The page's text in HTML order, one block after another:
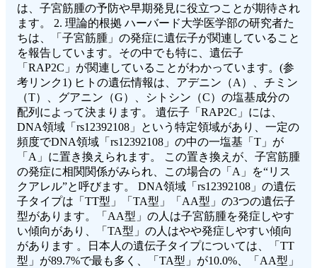
は、子宮筋腫の予防や早期発見に役立つことが期待され
ます。 2. 理論的根拠 ハーバード大学医学部の研究者た
ちは、「子宮筋腫」の発症に遺伝子が関連していること
を報告しています。その中でも特に、遺伝子
「RAP2C」が関連していることがわかっています。(参
考リンク1) ヒトの遺伝情報は、アデニン（A）、チミン
（T）、グアニン（G）、シトシン（C）の塩基成分の
配列によって決まります。 遺伝子「RAP2C」には、
DNA領域「rs12392108」という特定領域があり、一定の
頻度でDNA領域「rs12392108」の中の一塩基「T」が
「A」に置き換えられます。 この置き換えが、子宮筋腫
の発症に相関関係がみられ、この場合の「A」を“リス
クアレル”と呼びます。 DNA領域「rs12392108」の遺伝
子タイプは「TT型」「TA型」「AA型」の3つの遺伝子
型があります。「AA型」の人は子宮筋腫を発症しやす
い傾向があり、「TA型」の人はやや発症しやすい傾向
があります 。日本人の遺伝子タイプについては、「TT
型」が89.7%で最も多く、「TA型」が10.0%、「AA型」